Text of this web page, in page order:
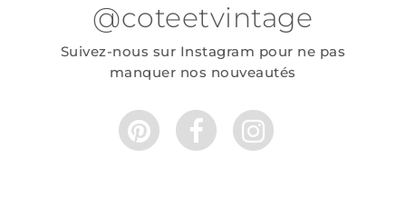
@coteetvintage
Suivez-nous sur Instagram pour ne pas
manquer nos nouveautés